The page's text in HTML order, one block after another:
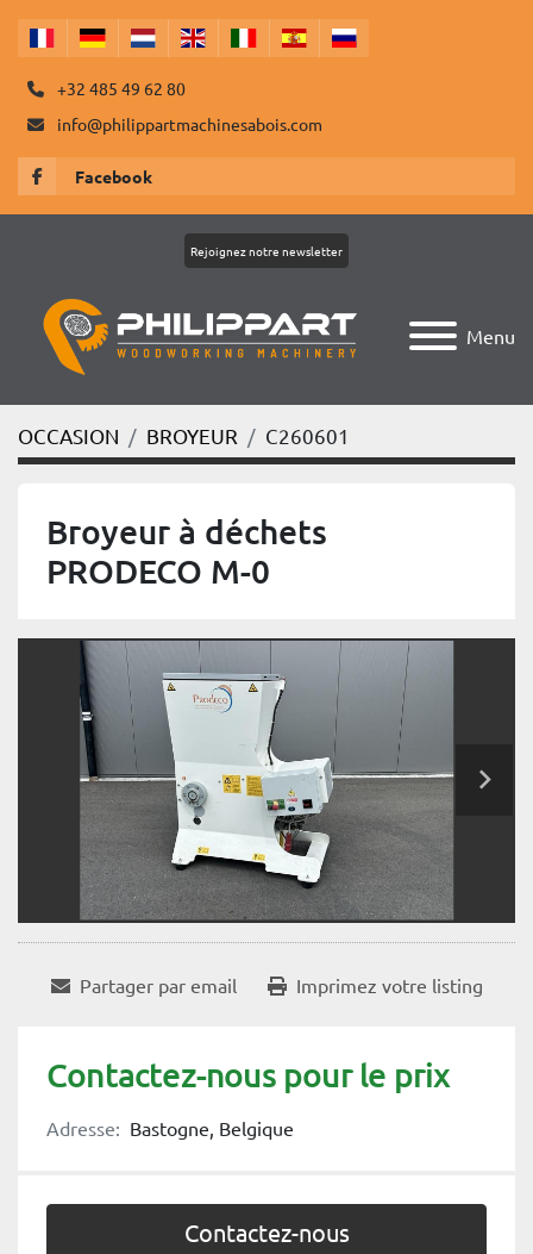
+32 485 49 62 80
info@philippartmachinesabois.com
Facebook
Menu
Rejoignez notre newsletter
OCCASION BROYEUR C260601
Broyeur à déchets
PRODECO M-0
Partager par email Imprimez votre listing
Contactez-nous pour le prix
Adresse: Bastogne, Belgique
Contactez-nous